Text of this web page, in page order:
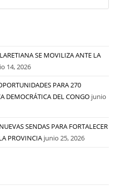
SE MOVILIZA ANTE LA
14, 2026
PARA 270
DEMOCRÁTICA DEL CONGO junio
SENDAS PARA FORTALECER
PROVINCIA junio 25, 2026